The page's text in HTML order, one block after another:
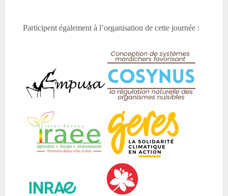
Participent également à l’organisation de cette journée :